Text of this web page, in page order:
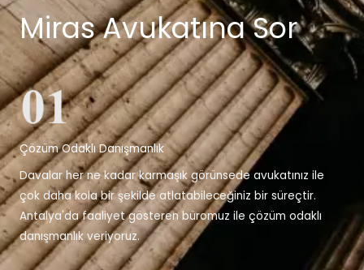
Miras Avukatına Sor
Çözüm Odaklı Danışmanlık
Davalar her ne kadar karmaşık görünsede avukatınız ile
çok daha kola bir şekilde atlatabileceğiniz bir süreçtir.
Antalya'da faaliyet gösteren büromuz ile çözüm odaklı
danışmanlık veriyoruz.